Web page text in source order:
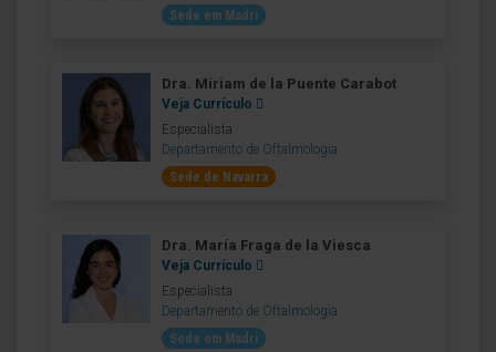
Sede em Madri
Dra. Miriam de la Puente Carabot
Veja Currículo
Especialista
Departamento de Oftalmologia
Sede de Navarra
Dra. María Fraga de la Viesca
Veja Currículo
Especialista
Departamento de Oftalmologia
Sede em Madri